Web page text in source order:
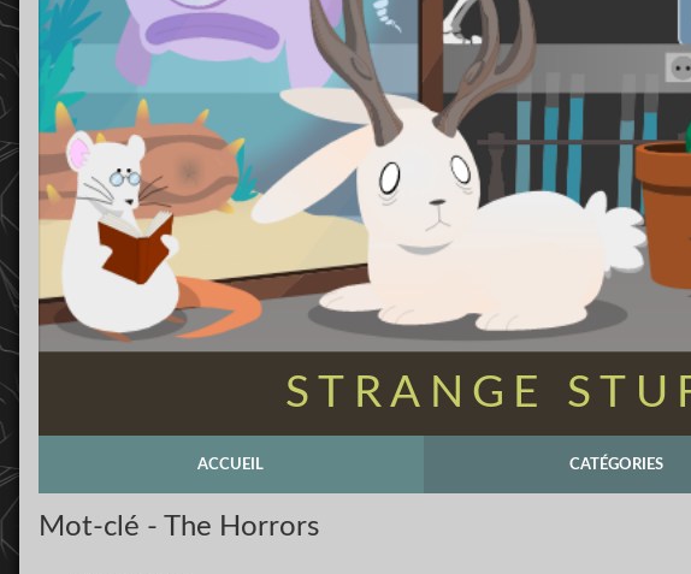
STRANGE
ACCUEIL CATÉGORIES
Mot-clé - The Horrors